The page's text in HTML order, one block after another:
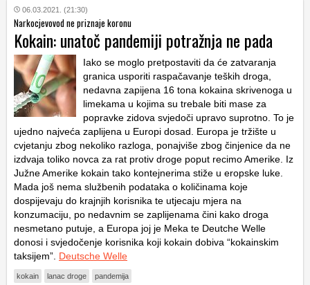
06.03.2021. (21:30)
Narkocjevovod ne priznaje koronu
Kokain: unatoč pandemiji potražnja ne pada
Iako se moglo pretpostaviti da će zatvaranja
granica usporiti raspačavanje teških droga,
nedavna zapijena 16 tona kokaina skrivenoga u
limekama u kojima su trebale biti mase za
popravke zidova svjedoči upravo suprotno. To je
ujedno najveća zaplijena u Europi dosad. Europa je tržište u
cvjetanju zbog nekoliko razloga, ponajviše zbog činjenice da ne
izdvaja toliko novca za rat protiv droge poput recimo Amerike. Iz
Južne Amerike kokain tako kontejnerima stiže u eropske luke.
Mada još nema službenih podataka o količinama koje
dospijevaju do krajnjih korisnika te utjecaju mjera na
konzumaciju, po nedavnim se zaplijenama čini kako droga
nesmetano putuje, a Europa joj je Meka te Deutche Welle
donosi i svjedočenje korisnika koji kokain dobiva “kokainskim
taksijem”. Deutsche Welle
kokain lanac droge pandemija